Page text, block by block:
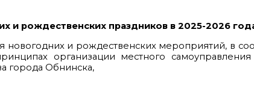
и рождественских праздников в 2025-2026
и рождественских мероприятий, в
организации местного
города Обнинска,